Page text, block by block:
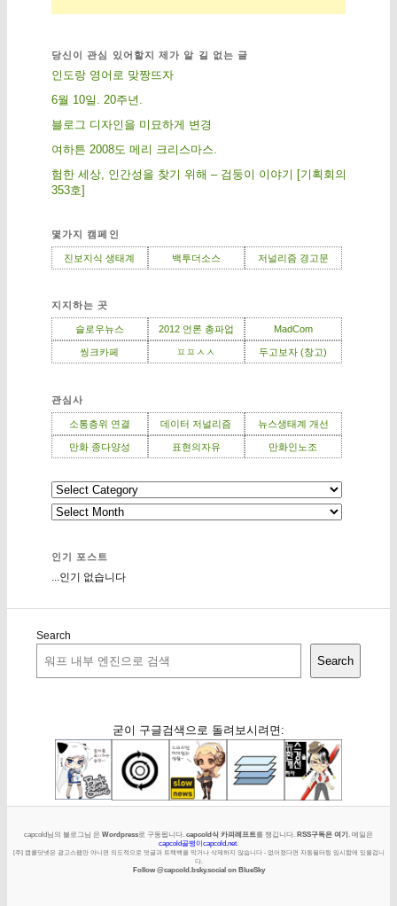
당신이 관심 있어할지 제가 알 길 없는 글
인도랑 영어로 맞짱뜨자
6월 10일. 20주년.
블로그 디자인을 미묘하게 변경
여하튼 2008도 메리 크리스마스.
험한 세상, 인간성을 찾기 위해 – 검둥이 이야기 [기획회의
353호]
몇가지 캠페인
진보지식 생태계 백투더소스 저널리즘 경고문
지지하는 곳
슬로우뉴스 2012 언론 총파업 MadCom
씽크카페 ㅍㅍㅅㅅ 두고보자 (창고)
관심사
소통층위 연결 데이터 저널리즘 뉴스생태계 개선
만화 종다양성 표현의자유 만화인노조
인기 포스트
...인기 없습니다
Search
Search
굳이 구글검색으로 돌려보시려면:
capcold님의 블로그님 은 Wordpress로 구동됩니다. capcold식 카피레프트를 챙깁니다. RSS구독은 여기. 메일은
capcold골뱅이capcold.net.
[주] 캡콜닷넷은 광고스팸만 아니면 의도적으로 덧글과 트랙백을 막거나 삭제하지 않습니다 - 없어졌다면 자동필터링 임시함에 있을겁니
다.
Follow @capcold.bsky.social on BlueSky